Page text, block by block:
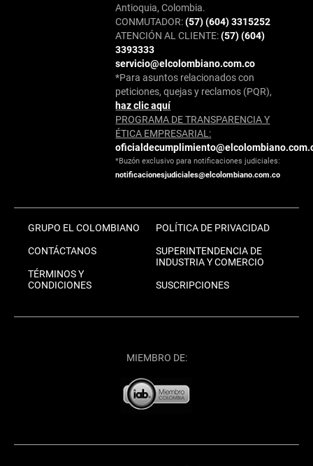
Antioquia, Colombia.
CONMUTADOR:(57) (604) 3315252
ATENCIÓN AL CLIENTE:(57) (604)
3393333
servicio@elcolombiano.com.co
*Para asuntos relacionados con
peticiones, quejas y reclamos (PQR),
haz clic aquí
PROGRAMA DE TRANSPARENCIA Y
ÉTICA EMPRESARIAL:
*Buzón exclusivo para notificaciones judiciales:
notificacionesjudiciales@elcolombiano.com.co
GRUPO EL COLOMBIANO
CONTÁCTANOS
TÉRMINOS Y
CONDICIONES
POLÍTICA DE PRIVACIDAD
SUPERINTENDENCIA DE
INDUSTRIA Y COMERCIO
SUSCRIPCIONES
MIEMBRO DE: